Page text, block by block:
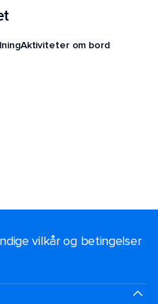
Aktiviteter om bord
vilkår og betingelser